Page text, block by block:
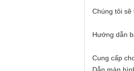
Chúng tôi sẽ
Hướng dẫn
Cung cấp